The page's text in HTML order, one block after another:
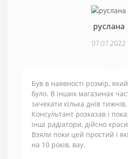
руслана
07.07.2022
Був в наявності розмір,
було. В інших магазинах
зачекати кілька днів
Консультант розказав і
інші радіатори, дійсно
Взяли поки цей простий і
на 10 років, вау.